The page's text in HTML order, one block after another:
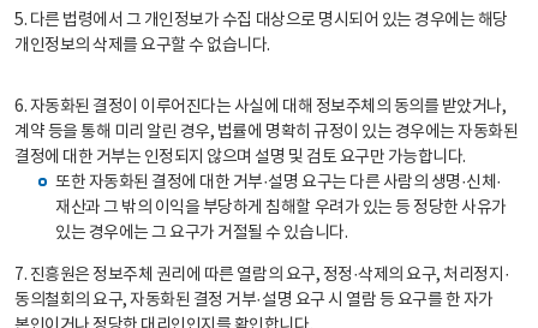
5. 다른 법령에서 그 개인정보가 수집 대상으로 명시되어 있는 경우에는 해당
개인정보의 삭제를 요구할 수 없습니다.
6. 자동화된 결정이 이루어진다는 사실에 대해 정보주체의 동의를 받았거나,
계약 등을 통해 미리 알린 경우, 법률에 명확히 규정이 있는 경우에는 자동화된
결정에 대한 거부는 인정되지 않으며 설명 및 검토 요구만 가능합니다.
또한 자동화된 결정에 대한 거부·설명 요구는 다른 사람의 생명·신체·
재산과 그 밖의 이익을 부당하게 침해할 우려가 있는 등 정당한 사유가
있는 경우에는 그 요구가 거절될 수 있습니다.
7. 진흥원은 정보주체 권리에 따른 열람의 요구, 정정·삭제의 요구, 처리정지·
동의철회의 요구, 자동화된 결정 거부·설명 요구 시 열람 등 요구를 한 자가